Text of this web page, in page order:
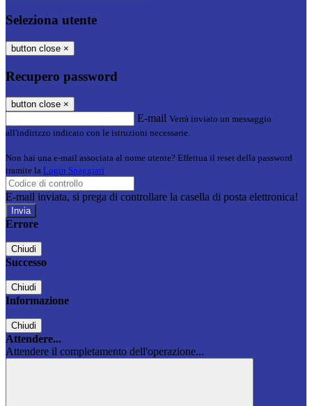
Seleziona utente
button close ×
Recupero password
button close ×
E-mail Verrà inviato un messaggio
all'indirizzo indicato con le istruzioni necessarie.
Non hai una e-mail associata al nome utente? Effettua il reset della password
tramite la Login Spaggiari
E-mail inviata, si prega di controllare la casella di posta elettronica!
Errore
Chiudi
Successo
Chiudi
Informazione
Chiudi
Attendere...
Attendere il completamento dell'operazione...